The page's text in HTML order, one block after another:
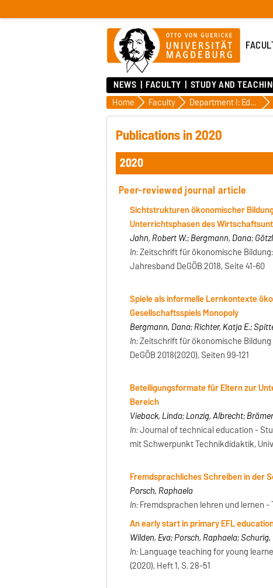
NEWS FACULTY STUDY AND
Home Faculty Department I: Education, Vocation and Media
Publications in 2020
2020
Peer-reviewed journal article
Sichtstrukturen ökonomischer
Unterrichtsphasen des
Jahn, Robert W.; Bergmann, Dana;
In:Zeitschrift für ökonomische
Jahresband DeGÖB 2018, Seite 41-60
Spiele als informelle Lernkontexte
Gesellschaftsspiels Monopoly
Bergmann, Dana; Richter, Katja E.;
In:Zeitschrift für ökonomische
DeGÖB 2018(2020), Seiten 99-121
Beteiligungsformate für Eltern zur
Bereich
Vieback, Linda; Lonzig, Albrecht;
In:Journal of technical education -
mit Schwerpunkt Technikdidaktik,
Fremdsprachliches Schreiben in der
Porsch, Raphaela
In:Fremdsprachen lehren und lernen -
An early start in primary EFL
Wilden, Eva; Porsch, Raphaela;
In:Language teaching for young
(2020), Heft 1, S. 28-51